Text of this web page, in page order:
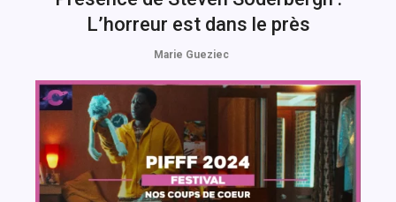
L’horreur est dans le près
Marie Gueziec